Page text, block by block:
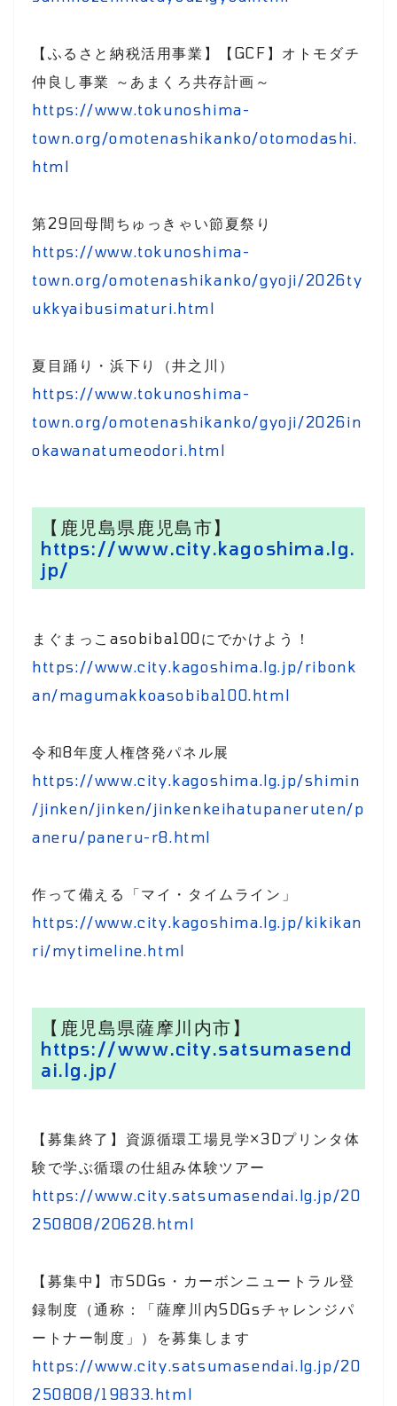
【ふるさと納税活用事業】【GCF】オトモダチ
仲良し事業 ～あまくろ共存計画～
https://www.tokunoshima-
town.org/omotenashikanko/otomodashi.
html
第29回母間ちゅっきゃい節夏祭り
https://www.tokunoshima-
town.org/omotenashikanko/gyoji/2026ty
ukkyaibusimaturi.html
夏目踊り・浜下り（井之川）
https://www.tokunoshima-
town.org/omotenashikanko/gyoji/2026in
okawanatumeodori.html
【鹿児島県鹿児島市】
https://www.city.kagoshima.lg.
jp/
まぐまっこasobiba100にでかけよう！
https://www.city.kagoshima.lg.jp/ribonk
an/magumakkoasobiba100.html
令和8年度人権啓発パネル展
https://www.city.kagoshima.lg.jp/shimin
/jinken/jinken/jinkenkeihatupaneruten/p
aneru/paneru-r8.html
作って備える「マイ・タイムライン」
https://www.city.kagoshima.lg.jp/kikikan
ri/mytimeline.html
【鹿児島県薩摩川内市】
https://www.city.satsumasend
ai.lg.jp/
【募集終了】資源循環工場見学×3Dプリンタ体
験で学ぶ循環の仕組み体験ツアー
https://www.city.satsumasendai.lg.jp/20
250808/20628.html
【募集中】市SDGs・カーボンニュートラル登
録制度（通称：「薩摩川内SDGsチャレンジパ
ートナー制度」）を募集します
https://www.city.satsumasendai.lg.jp/20
250808/19833.html